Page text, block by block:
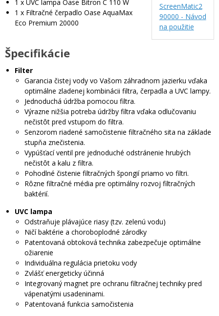
ScreenMatic2
90000 - Návod
na použitie
1 x UVC lampa Oase Bitron C 110 W
1 x Filtračné čerpadlo Oase AquaMax
Eco Premium 20000
Špecifikácie
Filter
Garancia čistej vody vo Vašom záhradnom jazierku vďaka
optimálne zladenej kombinácii filtra, čerpadla a UVC lampy.
Jednoduchá údržba pomocou filtra.
Výrazne nižšia potreba údržby filtra vďaka odlučovaniu
nečistôt pred vstupom do filtra.
Senzorom riadené samočistenie filtračného sita na základe
stupňa znečistenia.
Vypúšťací ventil pre jednoduché odstránenie hrubých
nečistôt a kalu z filtra.
Pohodlné čistenie filtračných špongií priamo vo filtri.
Rôzne filtračné média pre optimálny rozvoj filtračných
baktérií.
UVC lampa
Odstraňuje plávajúce riasy (tzv. zelenú vodu)
Ničí baktérie a choroboplodné zárodky
Patentovaná obtoková technika zabezpečuje optimálne
ožiarenie
Individuálna regulácia prietoku vody
Zvlášť energeticky účinná
Integrovaný magnet pre ochranu filtračnej techniky pred
vápenatými usadeninami.
Patentovaná funkcia samočistenia